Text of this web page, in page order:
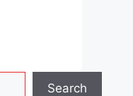
Search